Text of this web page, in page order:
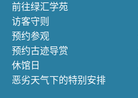
前往绿汇学苑
访客守则
预约参观
预约古迹导赏
休馆日
恶劣天气下的特别安排